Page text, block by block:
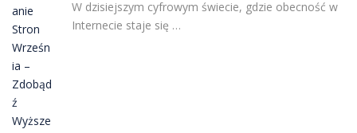
W dzisiejszym cyfrowym świecie, gdzie obecność w
Internecie staje się …